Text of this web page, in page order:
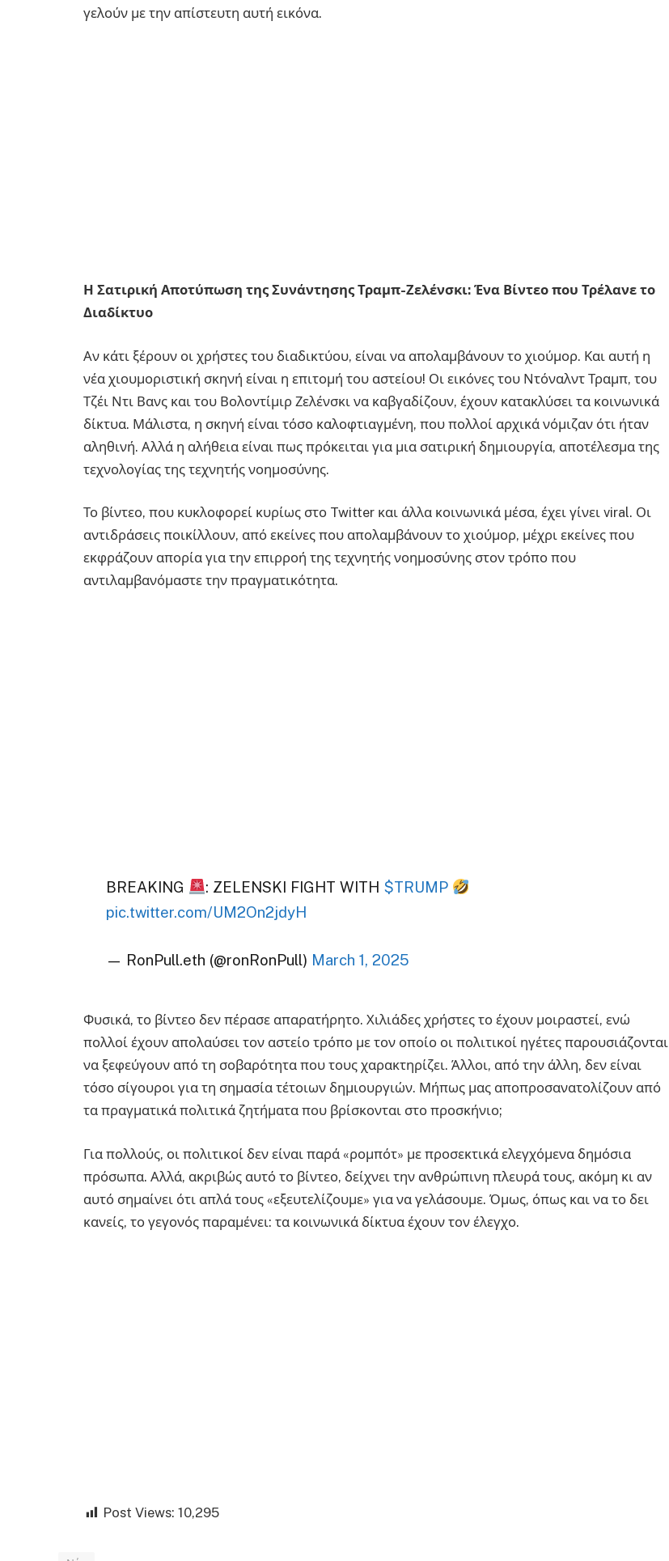
γελούν με την απίστευτη αυτή εικόνα.
Η Σατιρική Αποτύπωση της Συνάντησης Τραμπ-Ζελένσκι: Ένα Βίντεο που Τρέλανε το
Διαδίκτυο
Αν κάτι ξέρουν οι χρήστες του διαδικτύου, είναι να απολαμβάνουν το χιούμορ. Και αυτή η
νέα χιουμοριστική σκηνή είναι η επιτομή του αστείου! Οι εικόνες του Ντόναλντ Τραμπ, του
Τζέι Ντι Βανς και του Βολοντίμιρ Ζελένσκι να καβγαδίζουν, έχουν κατακλύσει τα κοινωνικά
δίκτυα. Μάλιστα, η σκηνή είναι τόσο καλοφτιαγμένη, που πολλοί αρχικά νόμιζαν ότι ήταν
αληθινή. Αλλά η αλήθεια είναι πως πρόκειται για μια σατιρική δημιουργία, αποτέλεσμα της
τεχνολογίας της τεχνητής νοημοσύνης.
Το βίντεο, που κυκλοφορεί κυρίως στο Twitter και άλλα κοινωνικά μέσα, έχει γίνει viral. Οι
αντιδράσεις ποικίλλουν, από εκείνες που απολαμβάνουν το χιούμορ, μέχρι εκείνες που
εκφράζουν απορία για την επιρροή της τεχνητής νοημοσύνης στον τρόπο που
αντιλαμβανόμαστε την πραγματικότητα.
BREAKING : ZELENSKI FIGHT WITH $TRUMP
pic.twitter.com/UM2On2jdyH
— RonPull.eth (@ronRonPull) March 1, 2025
Φυσικά, το βίντεο δεν πέρασε απαρατήρητο. Χιλιάδες χρήστες το έχουν μοιραστεί, ενώ
πολλοί έχουν απολαύσει τον αστείο τρόπο με τον οποίο οι πολιτικοί ηγέτες παρουσιάζονται
να ξεφεύγουν από τη σοβαρότητα που τους χαρακτηρίζει. Άλλοι, από την άλλη, δεν είναι
τόσο σίγουροι για τη σημασία τέτοιων δημιουργιών. Μήπως μας αποπροσανατολίζουν από
τα πραγματικά πολιτικά ζητήματα που βρίσκονται στο προσκήνιο;
Για πολλούς, οι πολιτικοί δεν είναι παρά «ρομπότ» με προσεκτικά ελεγχόμενα δημόσια
πρόσωπα. Αλλά, ακριβώς αυτό το βίντεο, δείχνει την ανθρώπινη πλευρά τους, ακόμη κι αν
αυτό σημαίνει ότι απλά τους «εξευτελίζουμε» για να γελάσουμε. Όμως, όπως και να το δει
κανείς, το γεγονός παραμένει: τα κοινωνικά δίκτυα έχουν τον έλεγχο.
Post Views: 10,295